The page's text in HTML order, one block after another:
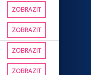
ZOBRAZIT
ZOBRAZIT
ZOBRAZIT
ZOBRAZIT